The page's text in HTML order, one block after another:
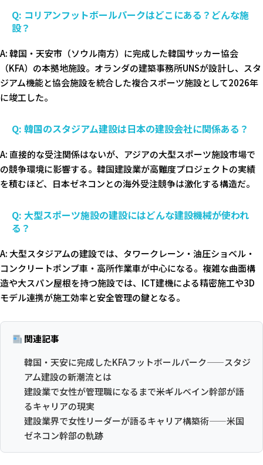
Q: コリアンフットボールパークはどこにある？どんな施
設？
A: 韓国・天安市（ソウル南方）に完成した韓国サッカー協会
（KFA）の本拠地施設。オランダの建築事務所UNSが設計し、スタ
ジアム機能と協会施設を統合した複合スポーツ施設として2026年
に竣工した。
Q: 韓国のスタジアム建設は日本の建設会社に関係ある？
A: 直接的な受注関係はないが、アジアの大型スポーツ施設市場で
の競争環境に影響する。韓国建設業が高難度プロジェクトの実績
を積むほど、日本ゼネコンとの海外受注競争は激化する構造だ。
Q: 大型スポーツ施設の建設にはどんな建設機械が使われ
る？
A: 大型スタジアムの建設では、タワークレーン・油圧ショベル・
コンクリートポンプ車・高所作業車が中心になる。複雑な曲面構
造や大スパン屋根を持つ施設では、ICT建機による精密施工や3D
モデル連携が施工効率と安全管理の鍵となる。
関連記事
韓国・天安に完成したKFAフットボールパーク——スタジ
アム建設の新潮流とは
建設業で女性が管理職になるまで――米ギルベイン幹部が語
るキャリアの現実
建設業界で女性リーダーが語るキャリア構築術——米国
ゼネコン幹部の軌跡